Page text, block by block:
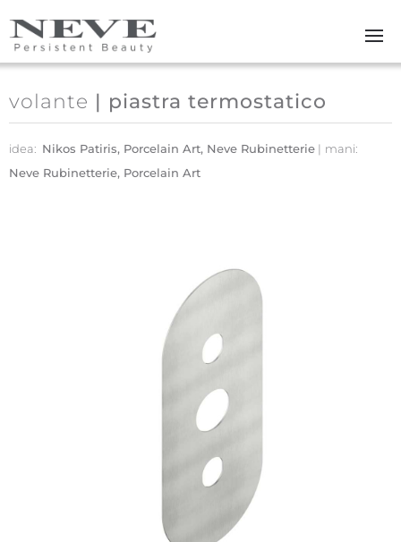
Skip to main content
volante | piastra termostatico
idea: Nikos Patiris, Porcelain Art, Neve Rubinetterie
mani:
Neve Rubinetterie, Porcelain Art